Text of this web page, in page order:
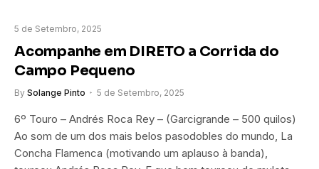
5 de Setembro, 2025
Acompanhe em DIRETO a Corrida do
Campo Pequeno
By Solange Pinto 5 de Setembro, 2025
6º Touro – Andrés Roca Rey – (Garcigrande – 500 quilos)
Ao som de um dos mais belos pasodobles do mundo, La
Concha Flamenca (motivando um aplauso à banda),